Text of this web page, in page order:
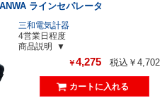
ラインセパレータ
三和電気計器
4営業日程度
商品説明
￥4,275 税込￥4,702